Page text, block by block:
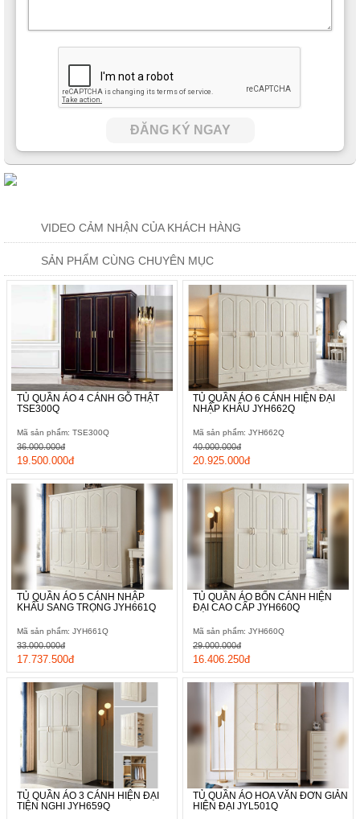
Cửa tủ được thiết kế kéo sang một bên để mở sẽ mang đến sự
thuận tiện cho những phòng ngủ có diện tích khá khiêm tốn khi
không cần tốn thêm một khoảng diện tích để lùi đóng mở tủ.
Tủ lùa thường được nhiều gia chủ ưu tiên lựa chọn nhờ thiết kế
hiện đại và bắt mắt. Sự xuất hiện của mẫu tủ cánh lùa Hàn
Quốc này sẽ mang đến vẻ đẹp sang trọng, đẳng cấp cho không
gian nội thất. Tủ có trọng lượng khá nhẹ, bạn có thể dễ dàng di
chuyển tủ khi cần. Sản phẩm dễ kết hợp với nhiều món vật
dụng nội thất khác như giường ngủ, tab đầu giường, bàn ghế
trang điểm nhờ tông màu trắng đơn giản nhưng chưa bao giờ
hết hot.
ĐĂNG KÝ NGAY
VIDEO CẢM NHẬN CỦA KHÁCH HÀNG
SẢN PHẨM CÙNG CHUYÊN MỤC
TỦ QUẦN ÁO 4 CÁNH GỖ THẬT
TSE300Q
Mã sản phẩm: TSE300Q
19.500.000đ
36.000.000đ
TỦ QUẦN ÁO 6 CÁNH HIỆN ĐẠI
NHẬP KHẨU JYH662Q
Mã sản phẩm: JYH662Q
20.925.000đ
40.000.000đ
TỦ QUẦN ÁO 5 CÁNH NHẬP
KHẨU SANG TRỌNG JYH661Q
Mã sản phẩm: JYH661Q
17.737.500đ
33.000.000đ
TỦ QUẦN ÁO BỐN CÁNH HIỆN
ĐẠI CAO CẤP JYH660Q
Mã sản phẩm: JYH660Q
16.406.250đ
29.000.000đ
TỦ QUẦN ÁO 3 CÁNH HIỆN ĐẠI
TIỆN NGHI JYH659Q
TỦ QUẦN ÁO HOA VĂN ĐƠN GIẢN
HIỆN ĐẠI JYL501Q